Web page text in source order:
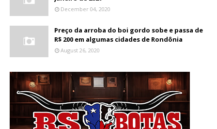
December 04, 2020
Preço da arroba do boi gordo sobe e passa de
R$ 200 em algumas cidades de Rondônia
August 26, 2020